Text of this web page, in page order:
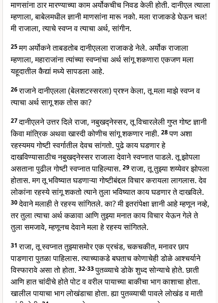
माणसांना ठार मारण्याच्या काम अर्योकचीच निवड केली होती. दानीएल त्याला
म्हणाला, बाबेलमधील ज्ञानी माणसांना मारू नको. मला राजाकडे घेऊन चल!
मी राजाला, त्याचे स्वप्न व त्याचा अर्थ, सांगीन.
25मग अर्योकने ताबडतोब दानीएलला राजाकडे नेले. अर्योक राजाला
म्हणाला, महाराजांना त्यांच्या स्वप्नांचा अर्थ सांगू शकणारा एकजण मला
यहूदातील कैद्यां मध्ये सापडला आहे.
26राजाने दानीएलला (बेलशटस्सरला) प्रश्न केला, तू मला माझे स्वप्न व
त्याचा अर्थ सागू शक तोस का?
27दानीएलने उत्तर दिले राजा, नबुखद्नेस्सर, तू विचारलेली गुप्त गोष्ट ज्ञानी
किवा मांत्रिक अथवा खास्दी कोणीच सांगू शकणार नाही. 28पण अशा
रहस्यमय गोष्टी स्वर्गातील देवच सांगतो. पुढे काय घडणार हे
दाखविण्यासाठीच नबुखद्नेस्सर राजाला देवाने स्वप्नात पाडले. तू झोपला
असताना पुढील गोष्टी स्वप्नात पाहिल्यास. 29राजा, तू तुझ्या शय्येवर झोपला
होतास. मग तू भविष्यात घडणाऱ्या गोष्टीबंद्दल विचार करायला लागलास. देव
लोकांना रहस्ये सांगू शकतो त्याने तुला भविष्यात काय घडणार ते दाखविले.
30देवाने मलाही ते रहस्य सांगितले. का? मी इतरांपेक्षा ज्ञानी आहे म्हणून नव्हे,
तर तुला त्याचा अर्थ कळावा आणि तुझ्या मनात काय विचार येऊन गेले ते
तुला समजावे, म्हणूनच देवाने मला हे रहस्य सांगितले.
31राजा, तू स्वप्नात तुझ्यासमोर एक प्रचंड, चकचकीत, मनावर छाप
पाडणारा पुतळा पाहिलास. त्याच्याकडे बघताच कोणाचेही डोळे आश्चर्याने
विस्फारावे असा तो होता. 32-33पुतव्व्याचे डोके शुध्द सोन्याचे होते. छाती
आणि हात चांदीचे होते पोट व वरील पायाच्या बाकीचा भाग काशाचा होता.
खालील पायाचा भाग लोखंडाचा होता. ह्या पुतव्व्याची पावले लोखंड व माती